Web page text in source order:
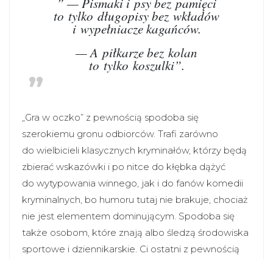
to tylko długopisy bez wkładów
i wypełniacze kagańców.
— A piłkarze bez kolan
to tylko koszulki”.
„Gra w oczko” z pewnością spodoba się
szerokiemu gronu odbiorców. Trafi zarówno
do wielbicieli klasycznych kryminałów, którzy będą
zbierać wskazówki i po nitce do kłębka dążyć
do wytypowania winnego, jak i do fanów komedii
kryminalnych, bo humoru tutaj nie brakuje, chociaż
nie jest elementem dominującym. Spodoba się
także osobom, które znają albo śledzą środowiska
sportowe i dziennikarskie. Ci ostatni z pewnością